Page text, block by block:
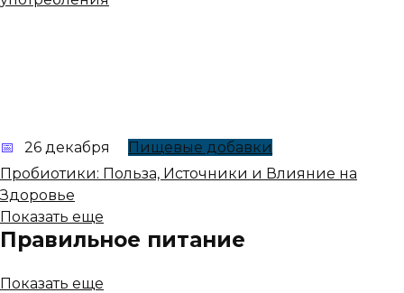
26 декабря
Пищевые добавки
Пробиотики: Польза, Источники и Влияние на
Здоровье
Показать еще
Правильное питание
Показать еще